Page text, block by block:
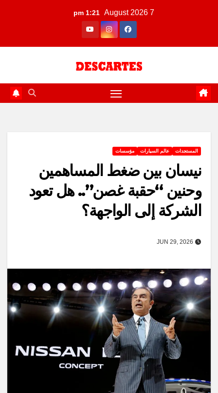
7 August 2026
1:21 pm
المستجدات عالم السيارات مؤسسات
نيسان بين ضغط المساهمين
وحنين “حقبة غصن”.. هل تعود
الشركة إلى الواجهة؟
JUN 29, 2026